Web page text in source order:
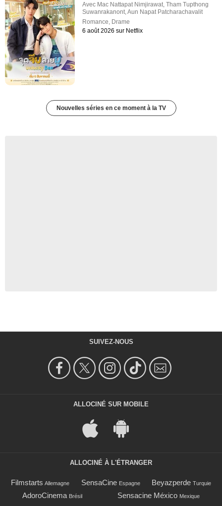
Avec Mac Nattapat Nimjirawat ,Tham Tupthong
Suwanrakanont ,Aun Napat Patcharachavalit
Romance Drame
6 août 2026 sur Netflix
Nouvelles séries en ce moment à la TV
SUIVEZ-NOUS
ALLOCINÉ SUR MOBILE
ALLOCINÉ À L'ÉTRANGER
Filmstarts Allemagne SensaCine Espagne Beyazperde Turquie
AdoroCinema Brésil Sensacine México Mexique